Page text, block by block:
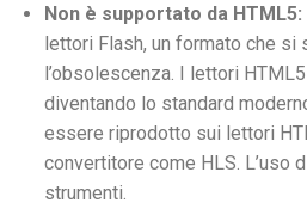
Non è supportato da HTML5:
lettori Flash, un formato che si
l’obsolescenza. I lettori
diventando lo standard
essere riprodotto sui lettori
convertitore come HLS. L’uso
strumenti.